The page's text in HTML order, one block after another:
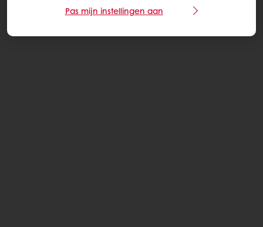
Pas mijn instellingen aan